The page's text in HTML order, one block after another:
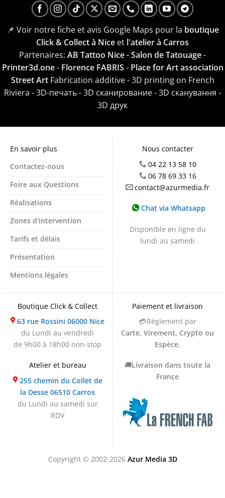
📌 Voir notre fiche et avis Google Maps pour la boutique
Click & Collect à Nice et l'atelier à Carros
Partenaires: AB Tattoo Nice - Salon de Tatouage-
Printer3d.one- Florence FABRIS - Place for Art association
Street ArtFabrication additive - 3D printing on French
Riviera - 3D-печать - 3D сканирование - 3D сканування -
3D друк
En savoir plus
Contactez-nous
Foire aux Questions
Réalisations
Zones d'intervention
Tarifs et délais
Présentation
Mentions légales
Nous contacter
04 22 13 58 10
06 78 69 33 16
contact@azurmedia.fr
Chat via Whatsapp
Disponible en ligne du
lundi au samedi
Boutique Click & Collect
63 rue Rossini 06000 Nice
du Lundi au vendredi
de 9h00 à 18h00 non-stop
Atelier et bureau
255 chemin du Collet de
la Desse 06510 Carros
du Lundi au samedi sur
RDV
Paiement et livraison
💳Règlement par
Carte, Virement, Crypto ou
Espèce.
🚚Livraison dans toute la
France
Copyright © 2002-2026 Azur Media 3D